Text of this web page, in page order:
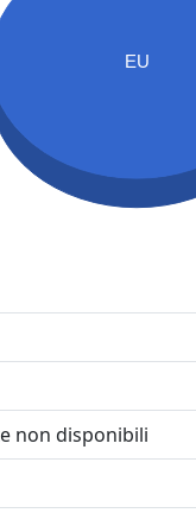
EU
non disponibili